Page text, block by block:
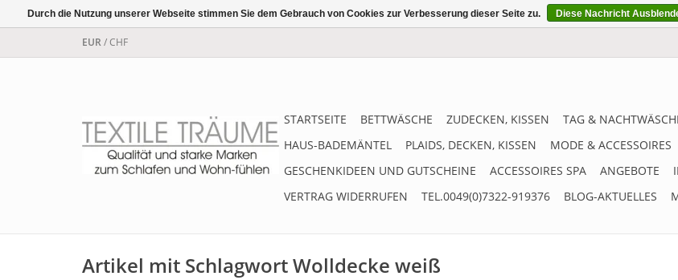
EUR/CHF
STARTSEITE BETTWÄSCHE ZUDECKEN, KISSEN TAG &
HAUS-BADEMÄNTEL
PLAIDS, DECKEN, KISSEN MODE & ACCESSOIRES
GESCHENKIDEEN UND GUTSCHEINE
ACCESSOIRES SPA ANGEBOTE
VERTRAG WIDERRUFEN
TEL.0049(0)7322-919376 BLOG-AKTUELLES
Artikel mit Schlagwort Wolldecke weiß
Durch die Nutzung unserer Webseite stimmen Sie dem Gebrauch von Cookies zur Verbesserung dieser Seite zu. Diese Nachricht